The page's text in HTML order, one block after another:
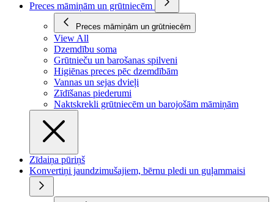
Preces māmiņām un grūtniecēm
Preces māmiņām un grūtniecēm
View All
Dzemdību soma
Grūtnieču un barošanas spilveni
Higiēnas preces pēc dzemdībām
Vannas un sejas dvieļi
Zīdīšanas piederumi
Naktskrekli grūtniecēm un barojošām māmiņām
Zīdaiņa pūriņš
Konvertiņi jaundzimušajiem, bērnu pledi un guļammaisi